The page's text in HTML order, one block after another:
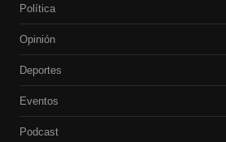
Política
Opinión
Deportes
Eventos
Podcast